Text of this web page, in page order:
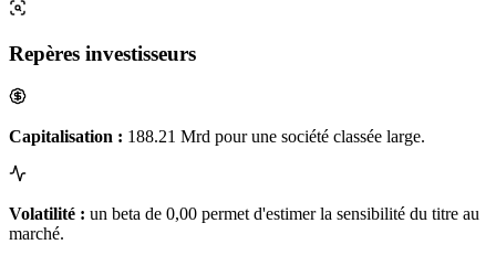
Repères investisseurs
Capitalisation : 188.21 Mrd pour une société classée large.
Volatilité : un beta de 0,00 permet d'estimer la sensibilité du titre au
marché.